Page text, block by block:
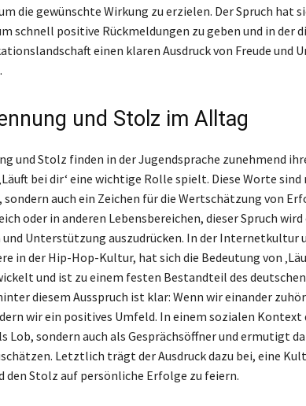
die gewünschte Wirkung zu erzielen. Der Spruch hat
schnell positive Rückmeldungen zu geben und in der
einen klaren Ausdruck von Freude und
und Stolz im Alltag
und Stolz finden in der Jugendsprache zunehmend
bei dir‘ eine wichtige Rolle spielt. Diese Worte
auch ein Zeichen für die Wertschätzung von
oder in anderen Lebensbereichen, dieser Spruch
Unterstützung auszudrücken. In der Internetkultur
in der Hip-Hop-Kultur, hat sich die Bedeutung von
und ist zu einem festen Bestandteil des deutschen
diesem Ausspruch ist klar: Wenn wir einander
wir ein positives Umfeld. In einem sozialen Kontext
Lob, sondern auch als Gesprächsöffner und ermutigt
Letztlich trägt der Ausdruck dazu bei, eine
den Stolz auf persönliche Erfolge zu feiern.